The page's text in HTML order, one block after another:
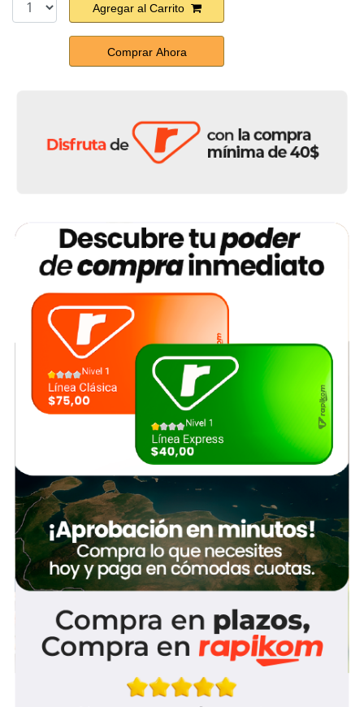
Agregar al Carrito
Comprar Ahora